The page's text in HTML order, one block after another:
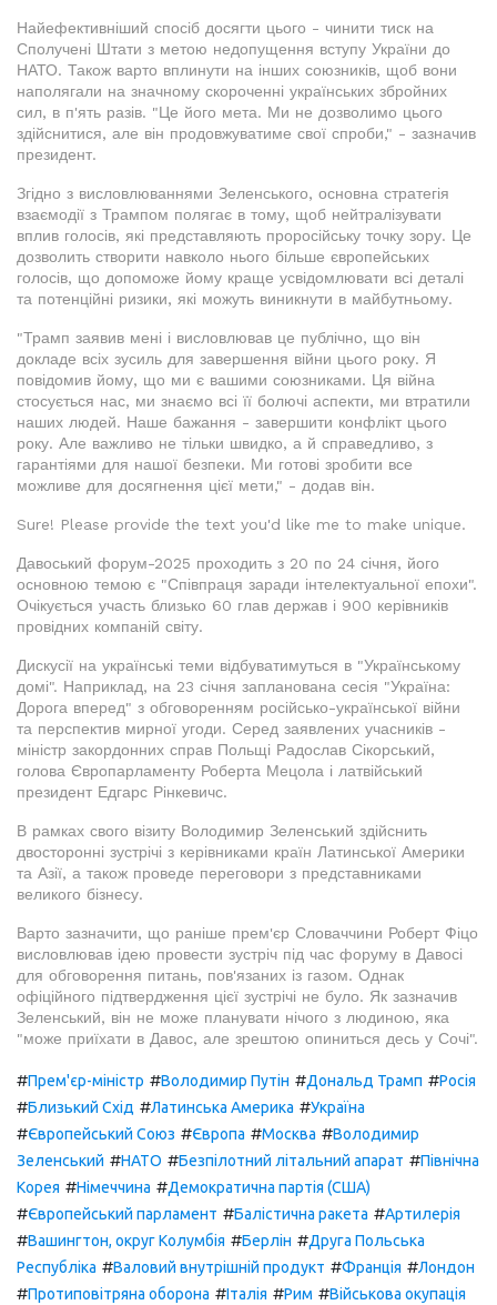
Найефективніший спосіб досягти цього - чинити тиск на
Сполучені Штати з метою недопущення вступу України до
НАТО. Також варто вплинути на інших союзників, щоб вони
наполягали на значному скороченні українських збройних
сил, в п'ять разів. "Це його мета. Ми не дозволимо цього
здійснитися, але він продовжуватиме свої спроби," - зазначив
президент.
Згідно з висловлюваннями Зеленського, основна стратегія
взаємодії з Трампом полягає в тому, щоб нейтралізувати
вплив голосів, які представляють проросійську точку зору. Це
дозволить створити навколо нього більше європейських
голосів, що допоможе йому краще усвідомлювати всі деталі
та потенційні ризики, які можуть виникнути в майбутньому.
"Трамп заявив мені і висловлював це публічно, що він
докладе всіх зусиль для завершення війни цього року. Я
повідомив йому, що ми є вашими союзниками. Ця війна
стосується нас, ми знаємо всі її болючі аспекти, ми втратили
наших людей. Наше бажання - завершити конфлікт цього
року. Але важливо не тільки швидко, а й справедливо, з
гарантіями для нашої безпеки. Ми готові зробити все
можливе для досягнення цієї мети," - додав він.
Sure! Please provide the text you'd like me to make unique.
Давоський форум-2025 проходить з 20 по 24 січня, його
основною темою є "Співпраця заради інтелектуальної епохи".
Очікується участь близько 60 глав держав і 900 керівників
провідних компаній світу.
Дискусії на українські теми відбуватимуться в "Українському
домі". Наприклад, на 23 січня запланована сесія "Україна:
Дорога вперед" з обговоренням російсько-української війни
та перспектив мирної угоди. Серед заявлених учасників -
міністр закордонних справ Польщі Радослав Сікорський,
голова Європарламенту Роберта Мецола і латвійський
президент Едгарс Рінкевичс.
В рамках свого візиту Володимир Зеленський здійснить
двосторонні зустрічі з керівниками країн Латинської Америки
та Азії, а також проведе переговори з представниками
великого бізнесу.
Варто зазначити, що раніше прем'єр Словаччини Роберт Фіцо
висловлював ідею провести зустріч під час форуму в Давосі
для обговорення питань, пов'язаних із газом. Однак
офіційного підтвердження цієї зустрічі не було. Як зазначив
Зеленський, він не може планувати нічого з людиною, яка
"може приїхати в Давос, але зрештою опиниться десь у Сочі".
#Прем'єр-міністр #Володимир Путін #Дональд Трамп #Росія
#Близький Схід #Латинська Америка #Україна
#Європейський Союз #Європа #Москва #Володимир
Зеленський #НАТО #Безпілотний літальний апарат #Північна
Корея #Німеччина #Демократична партія (США)
#Європейський парламент #Балістична ракета #Артилерія
#Вашингтон, округ Колумбія #Берлін #Друга Польська
Республіка #Валовий внутрішній продукт #Франція #Лондон
#Протиповітряна оборона #Італія #Рим #Військова окупація